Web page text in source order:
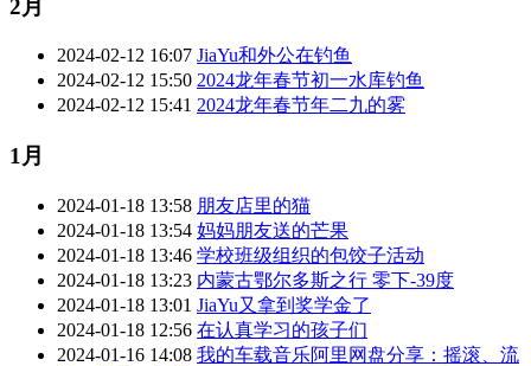
2月
2024-02-12 16:07 JiaYu和外公在钓鱼
2024-02-12 15:50 2024龙年春节初一水库钓鱼
2024-02-12 15:41 2024龙年春节年二九的雾
1月
2024-01-18 13:58 朋友店里的猫
2024-01-18 13:54 妈妈朋友送的芒果
2024-01-18 13:46 学校班级组织的包饺子活动
2024-01-18 13:23 内蒙古鄂尔多斯之行 零下-39度
2024-01-18 13:01 JiaYu又拿到奖学金了
2024-01-18 12:56 在认真学习的孩子们
2024-01-16 14:08 我的车载音乐阿里网盘分享：摇滚、流